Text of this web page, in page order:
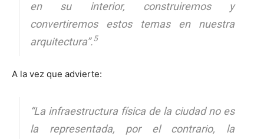
en su interior, construiremos y
convertiremos estos temas en nuestra
arquitectura”.5
A la vez que advierte:
“La infraestructura física de la ciudad no es
la representada, por el contrario, la